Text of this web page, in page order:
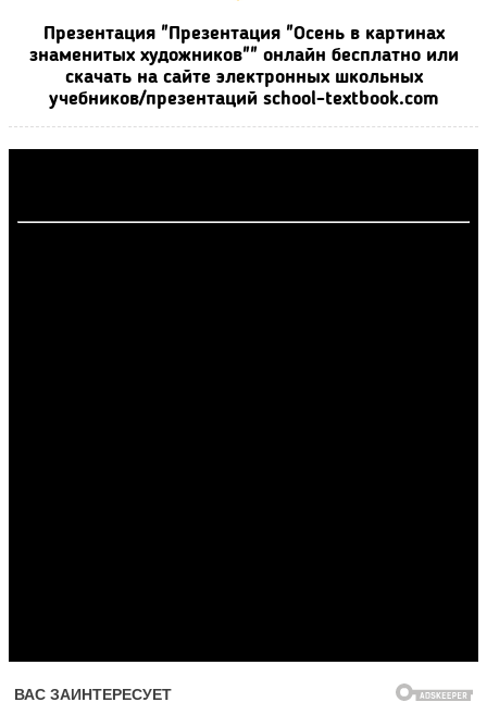
Презентация "Презентация "Осень в картинах
знаменитых художников"" онлайн бесплатно или
скачать на сайте электронных школьных
учебников/презентаций school-textbook.com